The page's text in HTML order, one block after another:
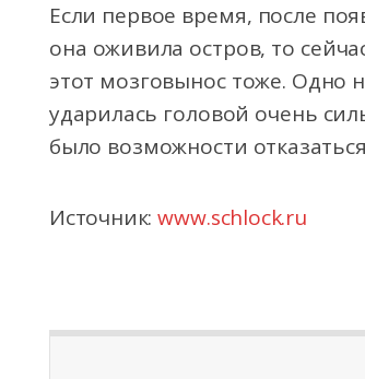
Если первое время, после
она оживила остров, то
этот мозговынос тоже. Одно
ударилась головой очень
было возможности
Источник:www.schlock.ru